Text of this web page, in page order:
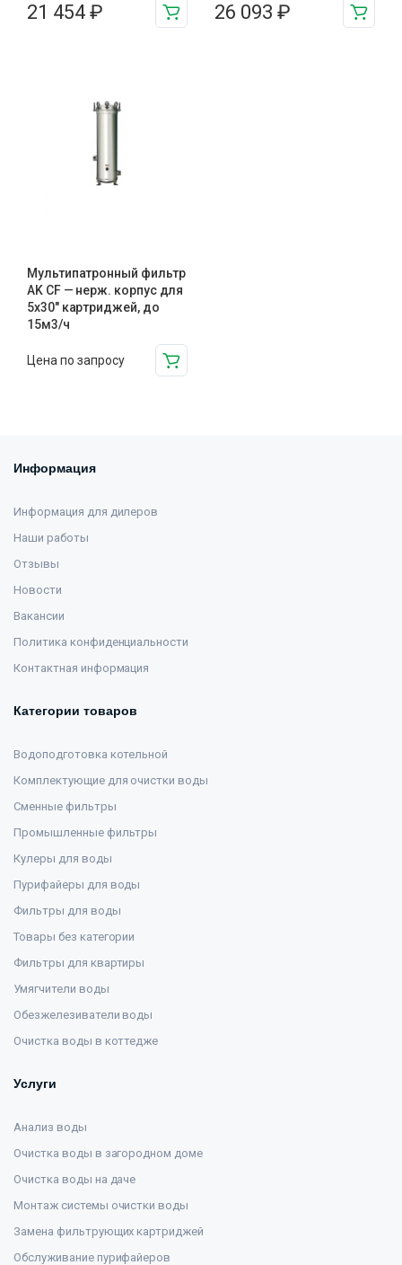
21 454 ₽ 26 093 ₽
Мультипатронный фильтр
AK CF — нерж. корпус для
5х30" картриджей, до
15м3/ч
Цена по запросу
Информация
Информация для дилеров
Наши работы
Отзывы
Новости
Вакансии
Политика конфиденциальности
Контактная информация
Категории товаров
Водоподготовка котельной
Комплектующие для очистки воды
Сменные фильтры
Промышленные фильтры
Кулеры для воды
Пурифайеры для воды
Фильтры для воды
Товары без категории
Фильтры для квартиры
Умягчители воды
Обезжелезиватели воды
Очистка воды в коттедже
Услуги
Анализ воды
Очистка воды в загородном доме
Очистка воды на даче
Монтаж системы очистки воды
Замена фильтрующих картриджей
Обслуживание пурифайеров